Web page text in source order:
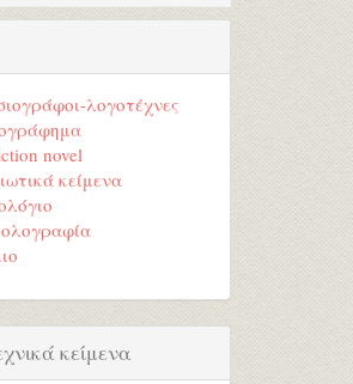
λογοτέχνες
novel
κείμενα
κείμενα